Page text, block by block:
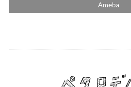
Ameba